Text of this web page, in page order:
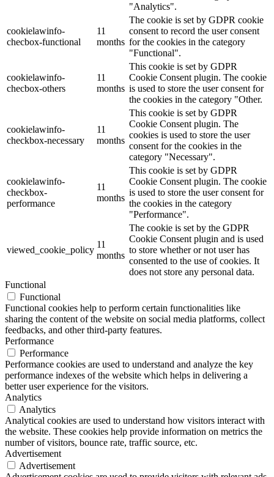
"Analytics".
cookielawinfo-
checbox-functional
11
months
The cookie is set by GDPR cookie
consent to record the user consent
for the cookies in the category
"Functional".
cookielawinfo-
checbox-others
11
months
This cookie is set by GDPR
Cookie Consent plugin. The cookie
is used to store the user consent for
the cookies in the category "Other.
cookielawinfo-
checkbox-necessary
11
months
This cookie is set by GDPR
Cookie Consent plugin. The
cookies is used to store the user
consent for the cookies in the
category "Necessary".
cookielawinfo-
checkbox-
performance
11
months
This cookie is set by GDPR
Cookie Consent plugin. The cookie
is used to store the user consent for
the cookies in the category
"Performance".
viewed_cookie_policy
11
months
The cookie is set by the GDPR
Cookie Consent plugin and is used
to store whether or not user has
consented to the use of cookies. It
does not store any personal data.
Functional
Functional
Functional cookies help to perform certain functionalities like
sharing the content of the website on social media platforms, collect
feedbacks, and other third-party features.
Performance
Performance
Performance cookies are used to understand and analyze the key
performance indexes of the website which helps in delivering a
better user experience for the visitors.
Analytics
Analytics
Analytical cookies are used to understand how visitors interact with
the website. These cookies help provide information on metrics the
number of visitors, bounce rate, traffic source, etc.
Advertisement
Advertisement